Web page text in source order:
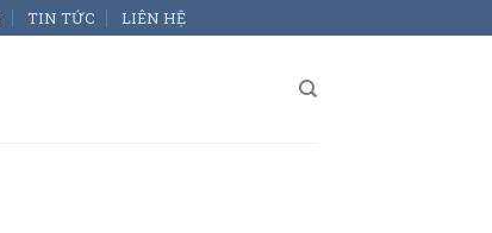
TIN TỨC LIÊN HỆ